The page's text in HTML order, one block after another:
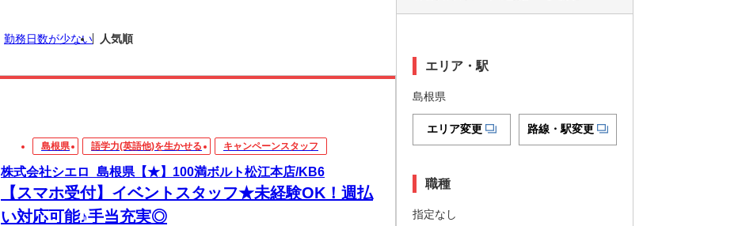
勤務日数が少ない 人気順
島根県 語学力(英語他)を生かせる キャンペーンスタッフ
株式会社シエロ_島根県【★】100満ボルト松江本店/KB6
【スマホ受付】イベントスタッフ★未経験OK！週払
い対応可能♪手当充実◎
エリア・駅
島根県
エリア変更 路線・駅変更
職種
指定なし